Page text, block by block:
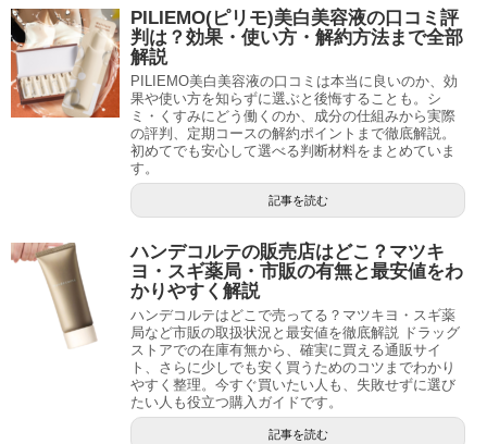
PILIEMO(ピリモ)美白美容液の口コミ評
判は？効果・使い方・解約方法まで全部
解説
PILIEMO美白美容液の口コミは本当に良いのか、効
果や使い方を知らずに選ぶと後悔することも。シ
ミ・くすみにどう働くのか、成分の仕組みから実際
の評判、定期コースの解約ポイントまで徹底解説。
初めてでも安心して選べる判断材料をまとめていま
す。
記事を読む
ハンデコルテの販売店はどこ？マツキ
ヨ・スギ薬局・市販の有無と最安値をわ
かりやすく解説
ハンデコルテはどこで売ってる？マツキヨ・スギ薬
局など市販の取扱状況と最安値を徹底解説 ドラッグ
ストアでの在庫有無から、確実に買える通販サイ
ト、さらに少しでも安く買うためのコツまでわかり
やすく整理。今すぐ買いたい人も、失敗せずに選び
たい人も役立つ購入ガイドです。
記事を読む